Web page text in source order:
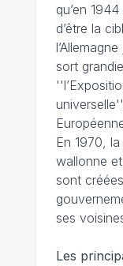
qu’en
d’être la
sort
En 1970,
wallonne
sont
ses
Les